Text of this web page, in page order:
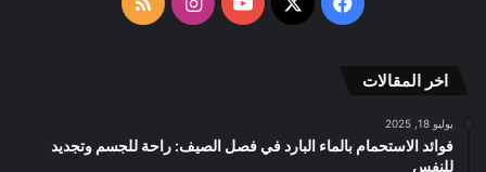
اخر المقالات
يوليو 18, 2025
فوائد الاستحمام بالماء البارد في فصل الصيف: راحة للجسم وتجديد
للنفس